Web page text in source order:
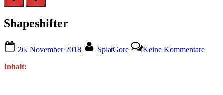
Shapeshifter
on
26. November 2018 SplatGore Keine Kommentare
Inhalt: